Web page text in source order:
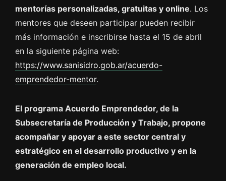
mentorías personalizadas, gratuitas y online. Los
mentores que deseen participar pueden recibir
más información e inscribirse hasta el 15 de abril
en la siguiente página web:
https://www.sanisidro.gob.ar/acuerdo-
emprendedor-mentor.
El programa Acuerdo Emprendedor, de la
Subsecretaría de Producción y Trabajo, propone
acompañar y apoyar a este sector central y
estratégico en el desarrollo productivo y en la
generación de empleo local.